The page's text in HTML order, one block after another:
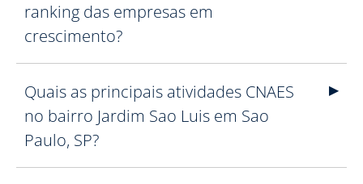
ranking das empresas em
crescimento?
Quais as principais atividades CNAES
no bairro Jardim Sao Luis em Sao
Paulo, SP?